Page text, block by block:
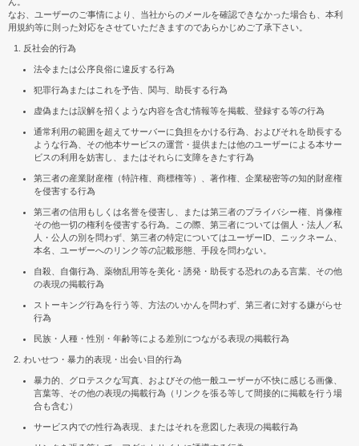
なお、ユーザーのご事情により、当社からのメールを確認できなかった場合も、本利
用規約等に則った対応をさせていただきますのであらかじめご了承下さい。
反社会的行為
法令または公序良俗に違反する行為
犯罪行為またはこれを予告、関与、助長する行為
虚偽または誤解を招くような内容を含む情報等を掲載、登録する等の行為
通常利用の範囲を超えてサーバーに負担をかける行為、およびそれを助長する
ような行為、その他本サービスの運営・提供または他のユーザーによる本サー
ビスの利用を妨害し、またはそれらに支障をきたす行為
第三者の産業財産権（特許権、商標権等）、著作権、企業秘密等の知的財産権
を侵害する行為
第三者の信用もしくは名誉を侵害し、または第三者のプライバシー権、肖像権
その他一切の権利を侵害する行為。この際、第三者については個人・法人／私
人・公人の別を問わず、第三者の特定についてはユーザーID、ニックネーム、
本名、ユーザーへのリンク等の記載形態、手段を問わない。
自殺、自傷行為、薬物乱用等を美化・誘発・助長する恐れのある言葉、その他
の表現の掲載行為
ストーキング行為を行う等、方法のいかんを問わず、第三者に対する嫌がらせ
行為
民族・人種・性別・年齢等による差別につながる表現の掲載行為
わいせつ・暴力的表現・出会い目的行為
暴力的、グロテスクな写真、およびその他一般ユーザーが不快に感じる画像、
言葉等、その他の表現の掲載行為（リンクを張る等して間接的に掲載を行う場
合も含む）
サービス内での性行為表現、またはそれを意図した表現の掲載行為